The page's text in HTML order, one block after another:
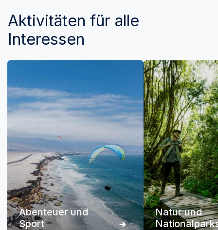
Aktivitäten für alle
Interessen
Abenteuer und
Sport
Natur und